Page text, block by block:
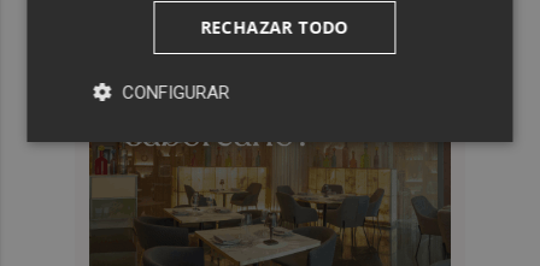
RECHAZAR TODO
CONFIGURAR